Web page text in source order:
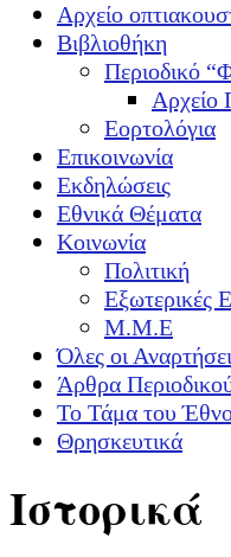
Αρχείο
Βιβλιοθήκη
Περιοδικό
Αρχείο
Εορτολόγια
Επικοινωνία
Εκδηλώσεις
Εθνικά Θέματα
Κοινωνία
Πολιτική
Εξωτερικές
Μ.Μ.Ε
Όλες οι
Άρθρα
Το Τάμα του
Θρησκευτικά
Ιστορικά